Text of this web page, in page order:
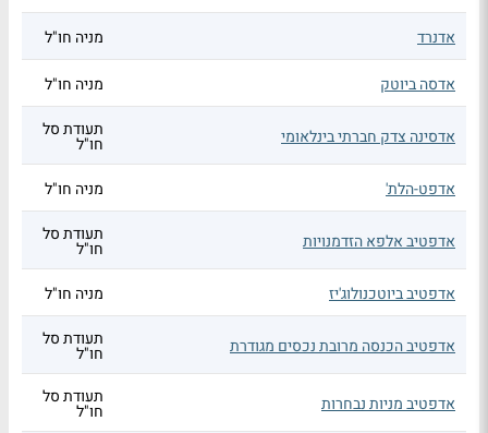
אדנרד מניה חו"ל
אדסה ביוטק מניה חו"ל
אדסינה צדק חברתי בינלאומי תעודת סל
חו"ל
אדפט-הלת'
מניה חו"ל
אדפטיב אלפא הזדמנויות תעודת סל
חו"ל
אדפטיב ביוטכנולוג'יז
מניה חו"ל
אדפטיב הכנסה מרובת נכסים מגודרת תעודת סל
חו"ל
אדפטיב מניות נבחרות תעודת סל
חו"ל